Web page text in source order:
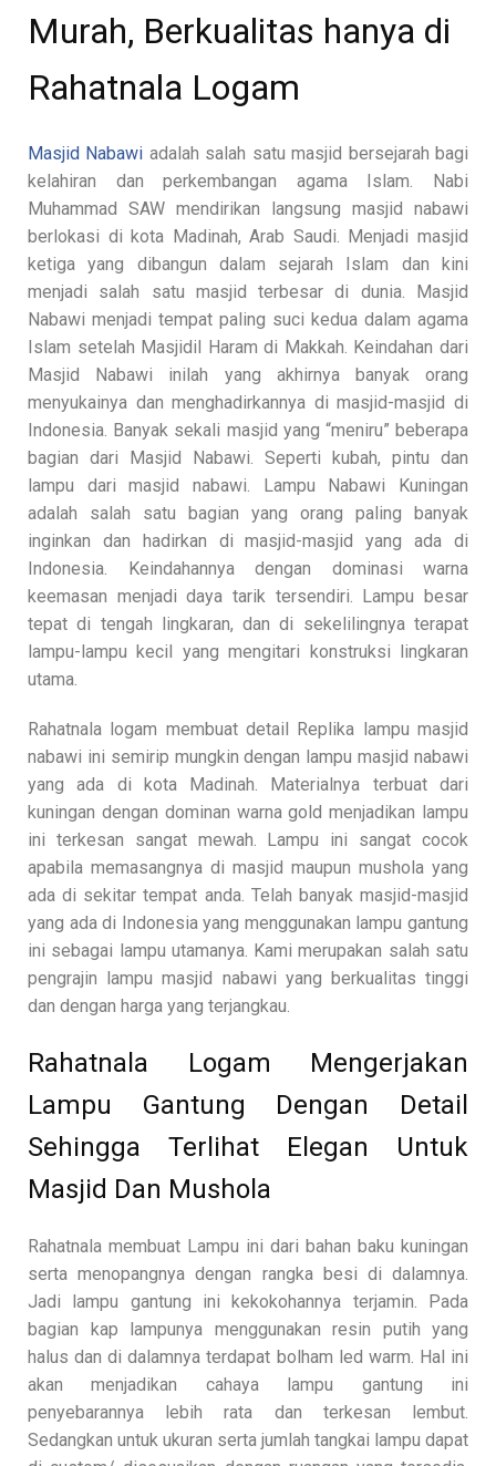
Murah, Berkualitas hanya di
Rahatnala Logam
Masjid Nabawi adalah salah satu masjid bersejarah bagi
kelahiran dan perkembangan agama Islam. Nabi
Muhammad SAW mendirikan langsung masjid nabawi
berlokasi di kota Madinah, Arab Saudi. Menjadi masjid
ketiga yang dibangun dalam sejarah Islam dan kini
menjadi salah satu masjid terbesar di dunia. Masjid
Nabawi menjadi tempat paling suci kedua dalam agama
Islam setelah Masjidil Haram di Makkah. Keindahan dari
Masjid Nabawi inilah yang akhirnya banyak orang
menyukainya dan menghadirkannya di masjid-masjid di
Indonesia. Banyak sekali masjid yang “meniru” beberapa
bagian dari Masjid Nabawi. Seperti kubah, pintu dan
lampu dari masjid nabawi. Lampu Nabawi Kuningan
adalah salah satu bagian yang orang paling banyak
inginkan dan hadirkan di masjid-masjid yang ada di
Indonesia. Keindahannya dengan dominasi warna
keemasan menjadi daya tarik tersendiri. Lampu besar
tepat di tengah lingkaran, dan di sekelilingnya terapat
lampu-lampu kecil yang mengitari konstruksi lingkaran
utama.
Rahatnala logam membuat detail Replika lampu masjid
nabawi ini semirip mungkin dengan lampu masjid nabawi
yang ada di kota Madinah. Materialnya terbuat dari
kuningan dengan dominan warna gold menjadikan lampu
ini terkesan sangat mewah. Lampu ini sangat cocok
apabila memasangnya di masjid maupun mushola yang
ada di sekitar tempat anda. Telah banyak masjid-masjid
yang ada di Indonesia yang menggunakan lampu gantung
ini sebagai lampu utamanya. Kami merupakan salah satu
pengrajin lampu masjid nabawi yang berkualitas tinggi
dan dengan harga yang terjangkau.
Rahatnala Logam Mengerjakan
Lampu Gantung Dengan Detail
Sehingga Terlihat Elegan Untuk
Masjid Dan Mushola
Rahatnala membuat Lampu ini dari bahan baku kuningan
serta menopangnya dengan rangka besi di dalamnya.
Jadi lampu gantung ini kekokohannya terjamin. Pada
bagian kap lampunya menggunakan resin putih yang
halus dan di dalamnya terdapat bolham led warm. Hal ini
akan menjadikan cahaya lampu gantung ini
penyebarannya lebih rata dan terkesan lembut.
Sedangkan untuk ukuran serta jumlah tangkai lampu dapat